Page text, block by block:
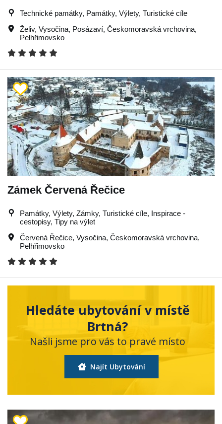
Technické památky, Památky, Výlety, Turistické cíle
Želiv, Vysočina, Posázaví, Českomoravská vrchovina,
Pelhřimovsko
Zámek Červená Řečice
Památky, Výlety, Zámky, Turistické cíle, Inspirace -
cestopisy, Tipy na výlet
Červená Řečice, Vysočina, Českomoravská vrchovina,
Pelhřimovsko
Hledáte ubytování v místě
Brtná?
Našli jsme pro vás to pravé místo
Najít Ubytování